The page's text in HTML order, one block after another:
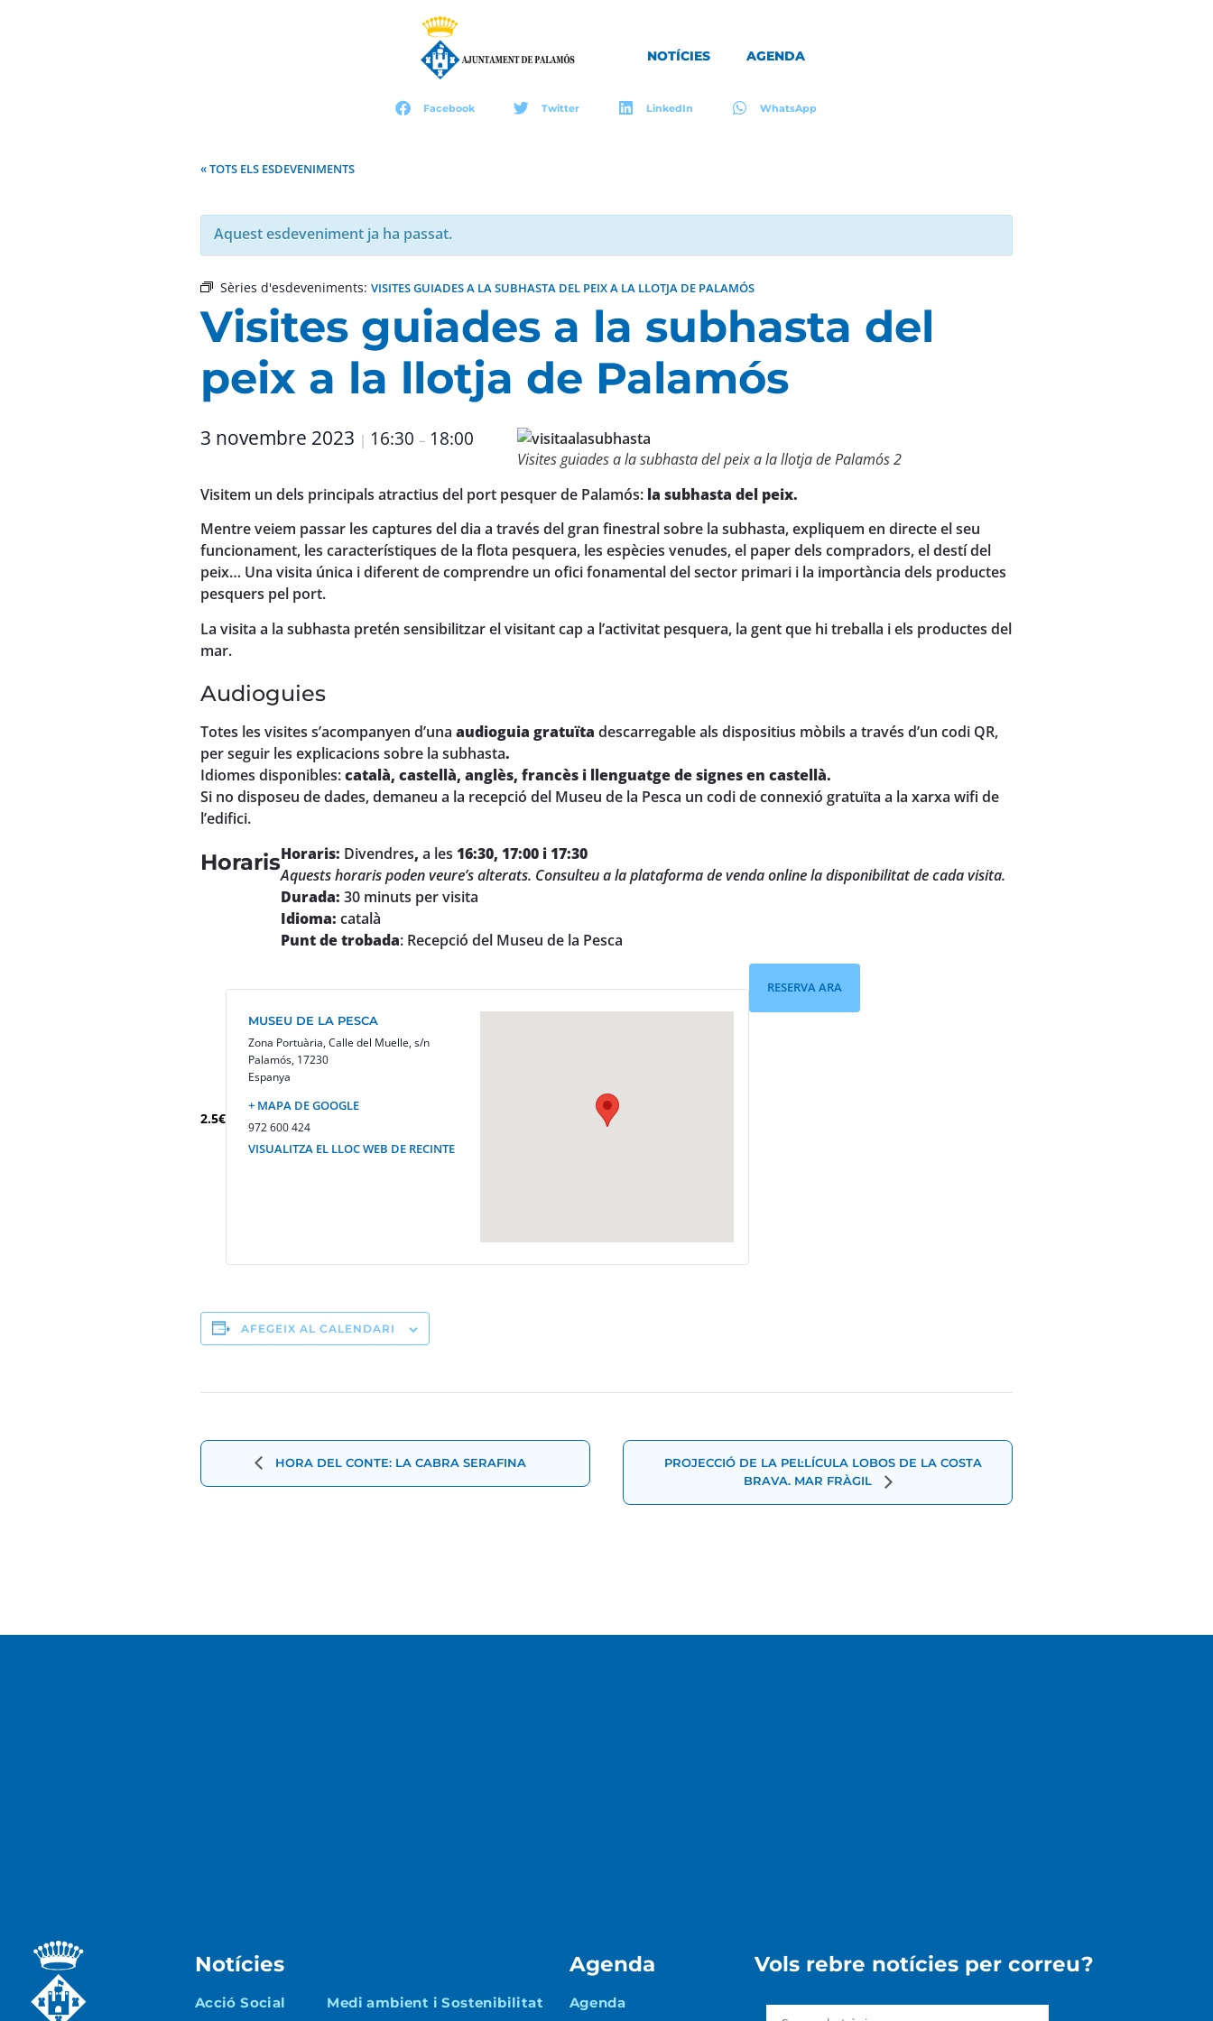
NOTÍCIES AGENDA
Facebook Twitter LinkedIn WhatsApp
« TOTS ELS ESDEVENIMENTS
Aquest esdeveniment ja ha passat.
Sèries d'esdeveniments: VISITES GUIADES A LA SUBHASTA DEL PEIX A LA LLOTJA DE PALAMÓS
Visites guiades a la subhasta del
peix a la llotja de Palamós
3 novembre 2023 | 16:30 – 18:00
Visites guiades a la subhasta del peix a la llotja de Palamós 2
Visitem un dels principals atractius del port pesquer de Palamós: la subhasta del peix.
Mentre veiem passar les captures del dia a través del gran finestral sobre la subhasta, expliquem en directe el seu
funcionament, les característiques de la flota pesquera, les espècies venudes, el paper dels compradors, el destí del
peix… Una visita única i diferent de comprendre un ofici fonamental del sector primari i la importància dels productes
pesquers pel port.
La visita a la subhasta pretén sensibilitzar el visitant cap a l’activitat pesquera, la gent que hi treballa i els productes del
mar.
Audioguies
Totes les visites s’acompanyen d’una audioguia gratuïta descarregable als dispositius mòbils a través d’un codi QR,
per seguir les explicacions sobre la subhasta.
Idiomes disponibles:català, castellà, anglès, francès i llenguatge de signes en castellà.
Si no disposeu de dades, demaneu a la recepció del Museu de la Pesca un codi de connexió gratuïta a la xarxa wifi de
l’edifici.
HorarisHoraris: Divendres, a les 16:30, 17:00 i 17:30
Aquests horaris poden veure’s alterats. Consulteu a la plataforma de venda online la disponibilitat de cada visita.
Durada: 30 minuts per visita
Idioma: català
Punt de trobada: Recepció del Museu de la Pesca
2.5€
MUSEU DE LA PESCA
Zona Portuària, Calle del Muelle, s/n
Palamós, 17230
Espanya
+ MAPA DE GOOGLE
972 600 424
VISUALITZA EL LLOC WEB DE RECINTE
RESERVA ARA
AFEGEIX AL CALENDARI
Navegació
d'Esdeveniment
HORA DEL CONTE: LA CABRA SERAFINA
PROJECCIÓ DE LA PEL·LÍCULA LOBOS DE LA COSTA
BRAVA. MAR FRÀGIL
Notícies Agenda Vols rebre notícies per correu?
Acció Social
Medi ambient i Sostenibilitat
Agenda